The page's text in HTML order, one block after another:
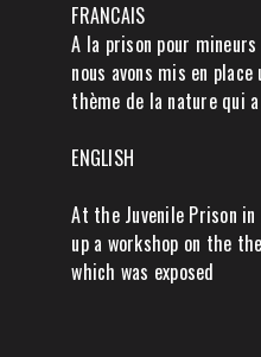
FRANCAIS
A la prison pour mineurs
nous avons mis en
thème de la nature qui
ENGLISH
At the Juvenile Prison in
up a workshop on the
which was exposed